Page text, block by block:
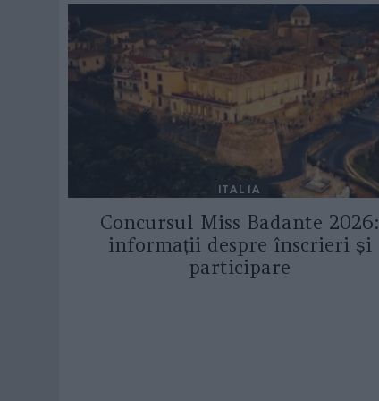
ITALIA
Concursul Miss Badante 2026:
informații despre înscrieri și
participare